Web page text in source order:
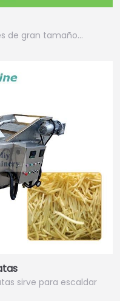
de gran tamaño…
sirve para escaldar